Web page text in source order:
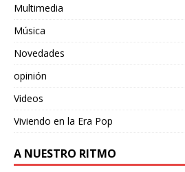
Multimedia
Música
Novedades
opinión
Videos
Viviendo en la Era Pop
A NUESTRO RITMO